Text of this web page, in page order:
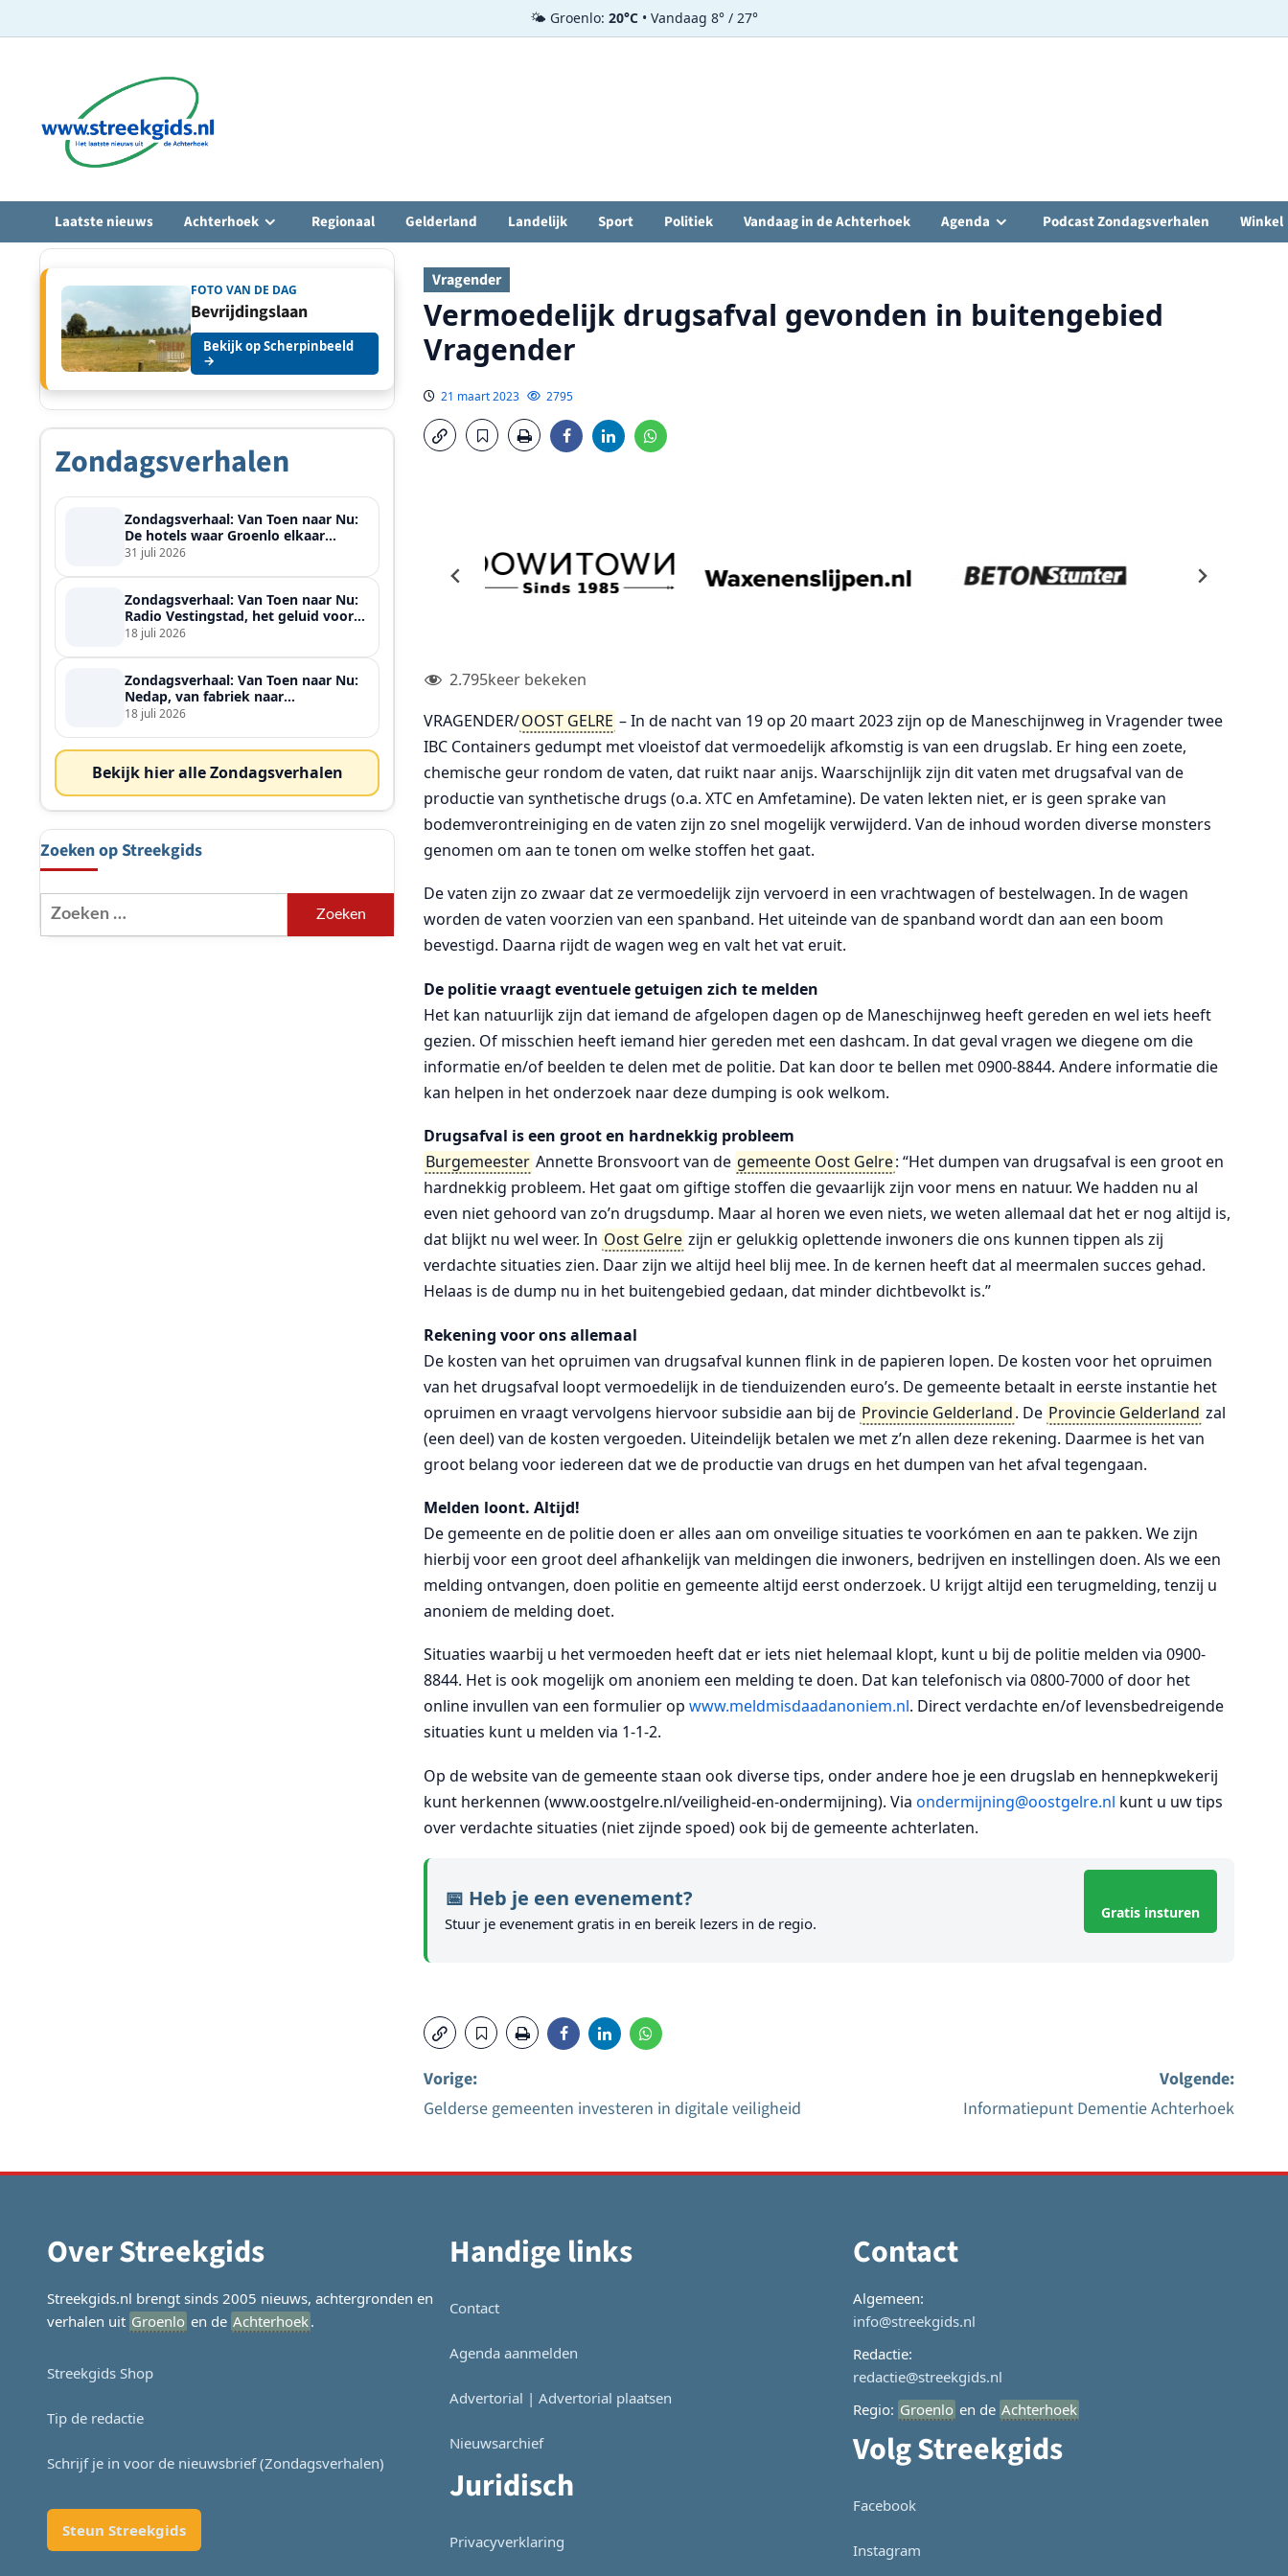
🌤️ Groenlo: 20°C • Vandaag 8° / 27°
inhoud
Laatste nieuws Achterhoek Regionaal Gelderland Landelijk Sport Politiek Vandaag in de Achterhoek Agenda Podcast Zondagsverhalen Winkel
Vragender
Vermoedelijk drugsafval gevonden in buitengebied
Vragender
21 maart 2023 2795
2.795keer bekeken
VRAGENDER/OOST GELRE – In de nacht van 19 op 20 maart 2023 zijn op de Maneschijnweg in Vragender twee
IBC Containers gedumpt met vloeistof dat vermoedelijk afkomstig is van een drugslab. Er hing een zoete,
chemische geur rondom de vaten, dat ruikt naar anijs. Waarschijnlijk zijn dit vaten met drugsafval van de
productie van synthetische drugs (o.a. XTC en Amfetamine). De vaten lekten niet, er is geen sprake van
bodemverontreiniging en de vaten zijn zo snel mogelijk verwijderd. Van de inhoud worden diverse monsters
genomen om aan te tonen om welke stoffen het gaat.
De vaten zijn zo zwaar dat ze vermoedelijk zijn vervoerd in een vrachtwagen of bestelwagen. In de wagen
worden de vaten voorzien van een spanband. Het uiteinde van de spanband wordt dan aan een boom
bevestigd. Daarna rijdt de wagen weg en valt het vat eruit.
De politie vraagt eventuele getuigen zich te melden
Het kan natuurlijk zijn dat iemand de afgelopen dagen op de Maneschijnweg heeft gereden en wel iets heeft
gezien. Of misschien heeft iemand hier gereden met een dashcam. In dat geval vragen we diegene om die
informatie en/of beelden te delen met de politie. Dat kan door te bellen met 0900-8844. Andere informatie die
kan helpen in het onderzoek naar deze dumping is ook welkom.
Drugsafval is een groot en hardnekkig probleem
Burgemeester Annette Bronsvoort van de gemeente Oost Gelre: “Het dumpen van drugsafval is een groot en
hardnekkig probleem. Het gaat om giftige stoffen die gevaarlijk zijn voor mens en natuur. We hadden nu al
even niet gehoord van zo’n drugsdump. Maar al horen we even niets, we weten allemaal dat het er nog altijd is,
dat blijkt nu wel weer. In Oost Gelre zijn er gelukkig oplettende inwoners die ons kunnen tippen als zij
verdachte situaties zien. Daar zijn we altijd heel blij mee. In de kernen heeft dat al meermalen succes gehad.
Helaas is de dump nu in het buitengebied gedaan, dat minder dichtbevolkt is.”
Rekening voor ons allemaal
De kosten van het opruimen van drugsafval kunnen flink in de papieren lopen. De kosten voor het opruimen
van het drugsafval loopt vermoedelijk in de tienduizenden euro’s. De gemeente betaalt in eerste instantie het
opruimen en vraagt vervolgens hiervoor subsidie aan bij de Provincie Gelderland. De Provincie Gelderland zal
(een deel) van de kosten vergoeden. Uiteindelijk betalen we met z’n allen deze rekening. Daarmee is het van
groot belang voor iedereen dat we de productie van drugs en het dumpen van het afval tegengaan.
Melden loont. Altijd!
De gemeente en de politie doen er alles aan om onveilige situaties te voorkómen en aan te pakken. We zijn
hierbij voor een groot deel afhankelijk van meldingen die inwoners, bedrijven en instellingen doen. Als we een
melding ontvangen, doen politie en gemeente altijd eerst onderzoek. U krijgt altijd een terugmelding, tenzij u
anoniem de melding doet.
Situaties waarbij u het vermoeden heeft dat er iets niet helemaal klopt, kunt u bij de politie melden via 0900-
8844. Het is ook mogelijk om anoniem een melding te doen. Dat kan telefonisch via 0800-7000 of door het
online invullen van een formulier opwww.meldmisdaadanoniem.nl. Direct verdachte en/of levensbedreigende
situaties kunt u melden via 1-1-2.
Op de website van de gemeente staan ook diverse tips, onder andere hoe je een drugslab en hennepkwekerij
kunt herkennen (www.oostgelre.nl/veiligheid-en-ondermijning). Viaondermijning@oostgelre.nl kunt u uw tips
over verdachte situaties (niet zijnde spoed) ook bij de gemeente achterlaten.
📅 Heb je een evenement?
Stuur je evenement gratis in en bereik lezers in de regio.
Gratis insturen
Bericht
navigatie
Vorige:
Gelderse gemeenten investeren in digitale veiligheid
Volgende:
Informatiepunt Dementie Achterhoek
FOTO VAN DE DAG
Bevrijdingslaan
Bekijk op Scherpinbeeld
→
Zondagsverhalen
Zondagsverhaal: Van Toen naar Nu:
De hotels waar Groenlo elkaar
ontmoette
31 juli 2026
Zondagsverhaal: Van Toen naar Nu:
Radio Vestingstad, het geluid voor
heel de streek
18 juli 2026
Zondagsverhaal: Van Toen naar Nu:
Nedap, van fabriek naar
wereldspeler
18 juli 2026
Bekijk hier alle Zondagsverhalen
Zoeken op Streekgids
Zoeken
naar:
Over Streekgids
Streekgids.nl brengt sinds 2005 nieuws, achtergronden en
verhalen uit Groenlo en de Achterhoek.
Streekgids Shop
Tip de redactie
Schrijf je in voor de nieuwsbrief (Zondagsverhalen)
Steun Streekgids
Handige links
Contact
Agenda aanmelden
Advertorial | Advertorial plaatsen
Nieuwsarchief
Juridisch
Privacyverklaring
Contact
Algemeen:
info@streekgids.nl
Redactie:
redactie@streekgids.nl
Regio: Groenlo en de Achterhoek
Volg Streekgids
Facebook
Instagram